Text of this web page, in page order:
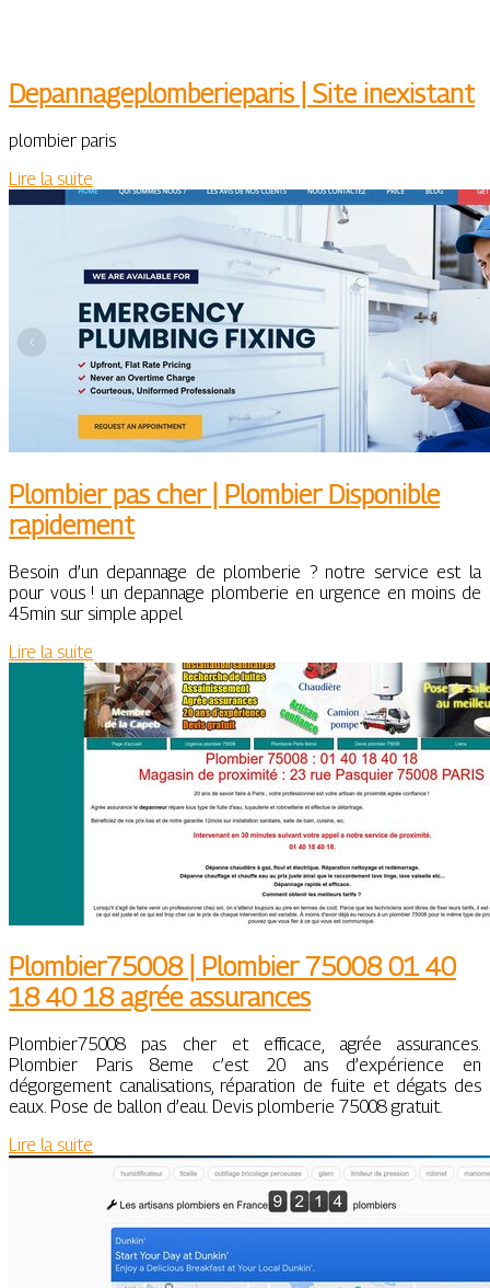
Depan­nageplom­beriepa­ris | Site inexistant
plombier paris
Lire la suite
Plombier pas cher | Plombier Disponible
rapidement
Besoin d’un depannage de plomberie ? notre service est la
pour vous ! un depannage plomberie en urgence en moins de
45min sur simple appel
Lire la suite
Plombier75008 | Plombier 75008 01 40
18 40 18 agrée assurances
Plombier75008 pas cher et efficace, agrée assurances.
Plombier Paris 8eme c’est 20 ans d’expérience en
dégorgement canalisations, réparation de fuite et dégats des
eaux. Pose de ballon d’eau. Devis plomberie 75008 gratuit.
Lire la suite